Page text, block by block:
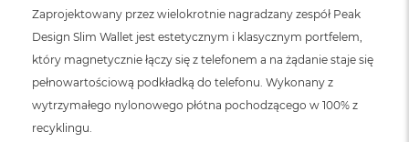
Zaprojektowany przez wielokrotnie nagradzany zespół Peak
Design Slim Wallet jest estetycznym i klasycznym portfelem,
który magnetycznie łączy się z telefonem a na żądanie staje się
pełnowartościową podkładką do telefonu. Wykonany z
wytrzymałego nylonowego płótna pochodzącego w 100% z
recyklingu.